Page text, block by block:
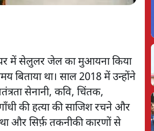
में सेलुलर जेल का मुआयना किया
था। साल 2018 में उन्होंने
सेनानी, कवि, चिंतक,
की हत्या की साजिश रचने और
और सिर्फ़ तकनीकी कारणों से